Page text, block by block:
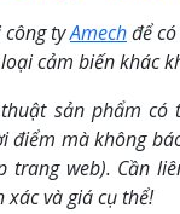
công tyAmechđể
cảm biến khác
sản phẩm có
điểm mà không
trang web). Cần
và giá cụ thể!